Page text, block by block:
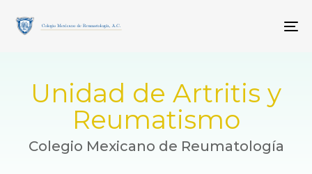
links
primary
Unidad de Artritis y
Reumatismo
Colegio Mexicano de Reumatología